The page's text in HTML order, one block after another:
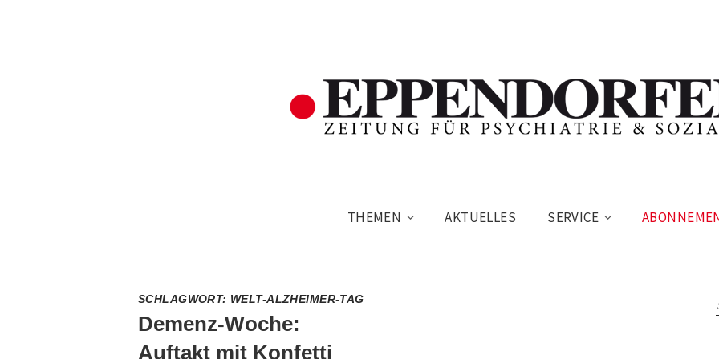
THEMEN AKTUELLES SERVICE
SCHLAGWORT: WELT-ALZHEIMER-TAG
Demenz-Woche:
Auftakt mit Konfetti